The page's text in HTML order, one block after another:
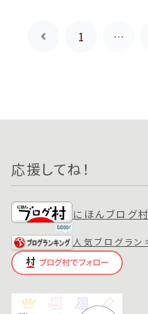
前
1 …
応援してね！
にほんブログ村
人気ブログラン